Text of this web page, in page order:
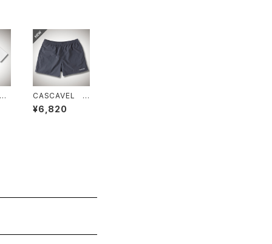
CASCAVEL ナ
イロンワイドショ
ーツ グレー
¥6,820